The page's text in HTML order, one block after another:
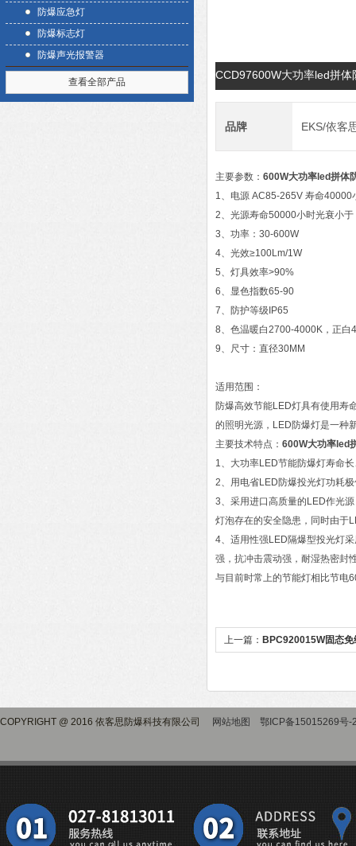
防爆应急灯
防爆标志灯
防爆声光报警器
查看全部产品
CCD97600W大功率led拼
品牌 EKS/依客
主要参数： 600W大功率led拼体
1、电源 AC85-265V 寿命40000
2、光源寿命50000小时光衰小
3、功率：30-600W
4、光效≥100Lm/1W
5、灯具效率>90%
6、显色指数65-90
7、防护等级IP65
8、色温暖白2700-4000K，正白
9、尺寸：直径30MM
适用范围：
防爆高效节能LED灯具有使用寿
的照明光源，LED防爆灯是一种
主要技术特点： 600W大功率led
1、大功率LED节能防爆灯寿命
2、用电省LED防爆投光灯功耗
3、采用进口高质量的LED作光
灯泡存在的安全隐患，同时由于
4、适用性强LED隔爆型投光灯
强，抗冲击震动强，耐湿热密封
与目前时常上的节能灯相比节电
上一篇： BPC920015W固态
COPYRIGHT @ 2016 依客思防爆科技有限公司 网站地图 鄂ICP备15015269号-